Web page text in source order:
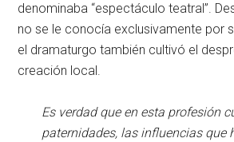
denominaba “espectáculo teatral”.
no se le conocía exclusivamente por
el dramaturgo también cultivó el
creación local.
Es verdad que en esta profesión
paternidades, las influencias que